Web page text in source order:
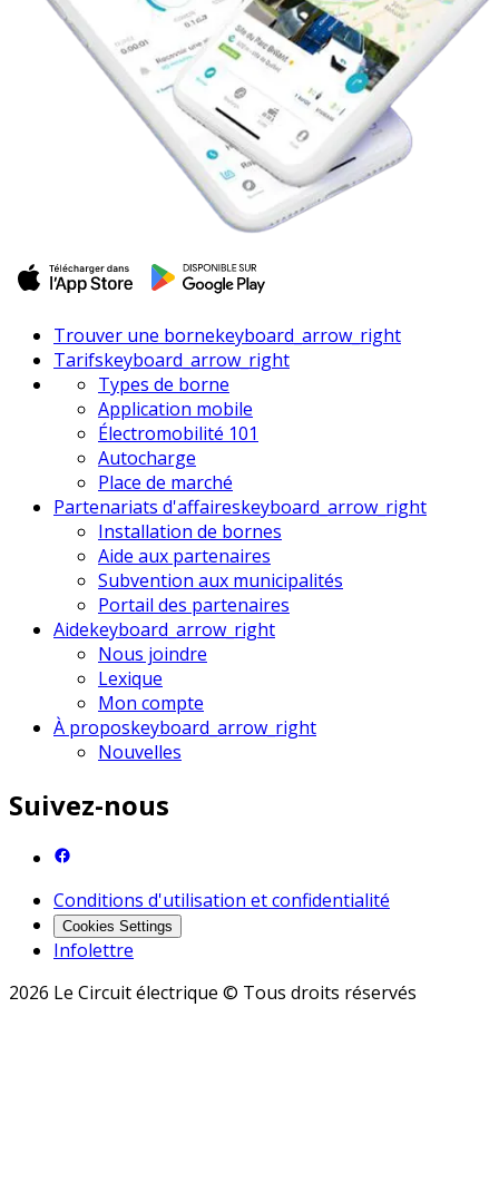
Trouver une bornekeyboard_arrow_right
Tarifskeyboard_arrow_right
Types de borne
Application mobile
Électromobilité 101
Autocharge
Place de marché
Partenariats d'affaireskeyboard_arrow_right
Installation de bornes
Aide aux partenaires
Subvention aux municipalités
Portail des partenaires
Aidekeyboard_arrow_right
Nous joindre
Lexique
Mon compte
À proposkeyboard_arrow_right
Nouvelles
Suivez-nous
Conditions d'utilisation et confidentialité
Cookies Settings
Infolettre
2026 Le Circuit électrique © Tous droits réservés